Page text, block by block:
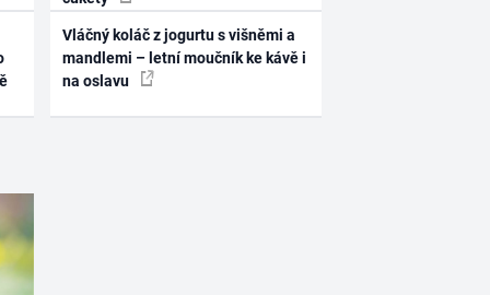
Vláčný koláč z jogurtu s višněmi a
mandlemi – letní moučník ke kávě i
na oslavu